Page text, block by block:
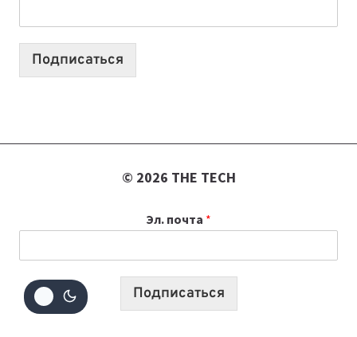
СОЗДАВАТЬ
ПРОДУКТЫ
Подписаться
© 2026 THE TECH
Эл. почта *
Подписаться